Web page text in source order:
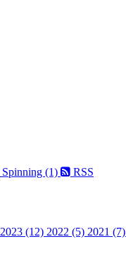
Spinning (1) RSS
2023 (12) 2022 (5) 2021 (7)